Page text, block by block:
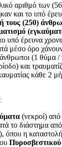
αριθμό των
και το υπό
τους (250)
υπό έρευνα
μέσο όρο
(1 θύμα
και
κάθε 2
(νεκροί)
το διάστημα
όπου η